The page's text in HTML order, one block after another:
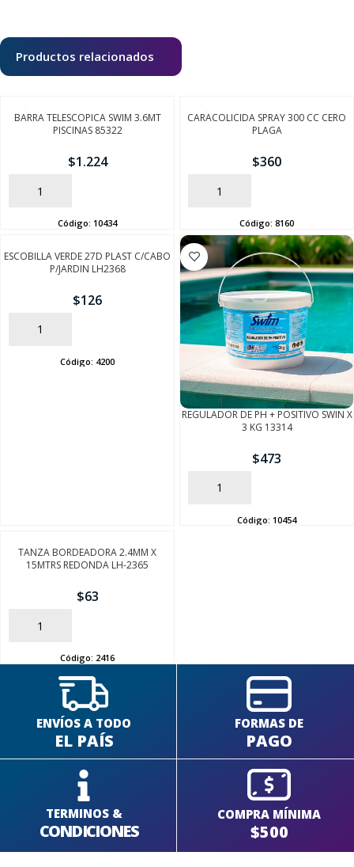
Productos relacionados
BARRA TELESCOPICA SWIM 3.6MT
PISCINAS 85322
$1.224
AÑADIR
Código: 10434
CARACOLICIDA SPRAY 300 CC CERO
PLAGA
$360
AÑADIR
Código: 8160
ESCOBILLA VERDE 27D PLAST C/CABO
P/JARDIN LH2368
$126
AÑADIR
Código: 4200
REGULADOR DE PH + POSITIVO SWIN X
3 KG 13314
$473
AÑADIR
Código: 10454
TANZA BORDEADORA 2.4MM X
15MTRS REDONDA LH-2365
$63
AÑADIR
Código: 2416
ENVÍOS A TODO
EL PAÍS
FORMAS DE
PAGO
TERMINOS &
CONDICIONES
COMPRA MÍNIMA
$500
FINALIZÁ TU COMPRA